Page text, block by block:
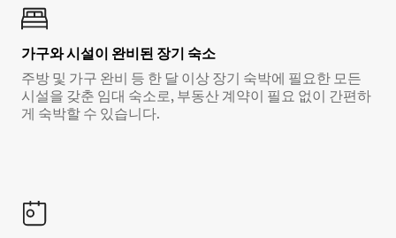
가구와 시설이 완비된 장기 숙소
주방 및 가구 완비 등 한 달 이상 장기 숙박에 필요한 모든
시설을 갖춘 임대 숙소로, 부동산 계약이 필요 없이 간편하
게 숙박할 수 있습니다.